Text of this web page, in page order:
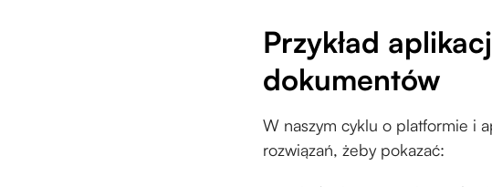
Przykład
dokumentów
W naszym cyklu o platformie i
rozwiązań, żeby pokazać: